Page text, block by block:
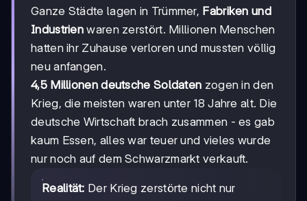
Ganze Städte lagen in Trümmer, Fabriken und
Industrien waren zerstört. Millionen Menschen
hatten ihr Zuhause verloren und mussten völlig
neu anfangen.
4,5 Millionen deutsche Soldaten zogen in den
Krieg, die meisten waren unter 18 Jahre alt. Die
deutsche Wirtschaft brach zusammen - es gab
kaum Essen, alles war teuer und vieles wurde
nur noch auf dem Schwarzmarkt verkauft.
Realität: Der Krieg zerstörte nicht nur